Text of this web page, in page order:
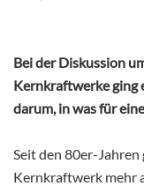
Bei der Diskussion
Kernkraftwerke ging
darum, in was für
Seit den 80er-
Kernkraftwerk mehr